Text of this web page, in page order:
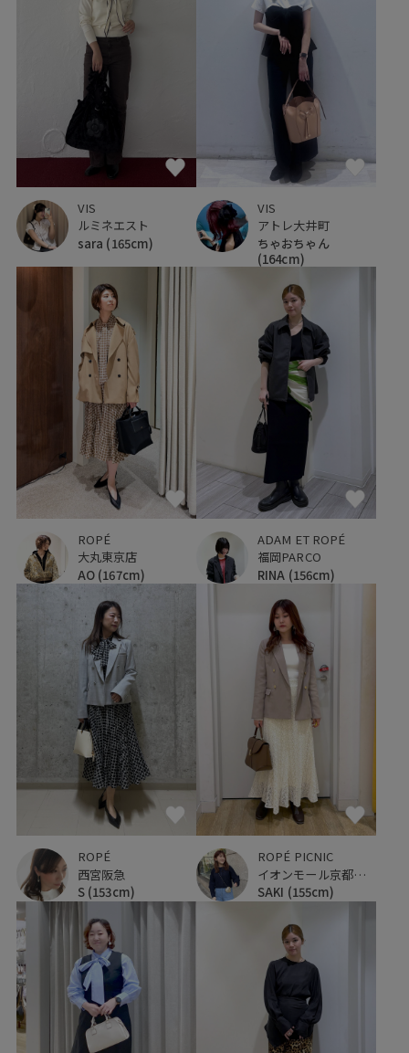
VIS
ルミネエスト
sara (165cm)
VIS
アトレ大井町
ちゃおちゃん
(164cm)
ROPÉ
大丸東京店
AO (167cm)
ADAM ET ROPÉ
福岡PARCO
RINA (156cm)
ROPÉ
西宮阪急
S (153cm)
ROPÉ PICNIC
イオンモール京都桂川
SAKI (155cm)